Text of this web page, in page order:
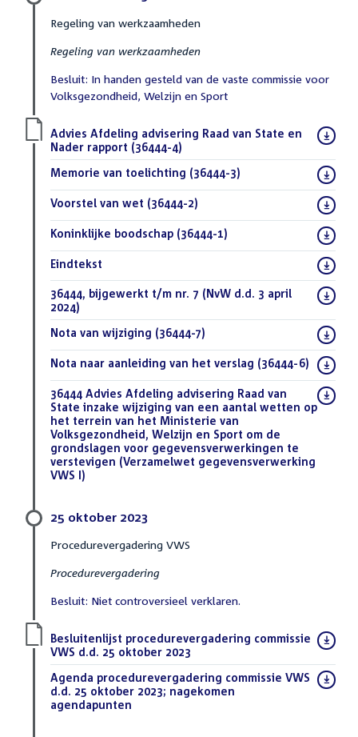
Regeling van werkzaamheden
Regeling van werkzaamheden
Besluit: In handen gesteld van de vaste commissie voor
Volksgezondheid, Welzijn en Sport
Download
bestand:
Advies Afdeling advisering Raad van State en
Nader rapport (36444-4)
Download
bestand:
Memorie van toelichting (36444-3)
Download
Voorstel van wet (36444-2)
Download
Koninklijke boodschap (36444-1)
Download
bestand:
Eindtekst
Download
bestand:
36444, bijgewerkt t/m nr. 7 (NvW d.d. 3 april
2024)
Download
bestand:
Nota van wijziging (36444-7)
Download
Nota naar aanleiding van het verslag (36444-6) (PDF)
Download
bestand:
36444 Advies Afdeling advisering Raad van
State inzake wijziging van een aantal wetten op
het terrein van het Ministerie van
Volksgezondheid, Welzijn en Sport om de
grondslagen voor gegevensverwerkingen te
verstevigen (Verzamelwet gegevensverwerking
VWS I)
25 oktober 2023
Procedurevergadering VWS
Procedurevergadering
Besluit: Niet controversieel verklaren.
Download
bestand:
Besluitenlijst procedurevergadering commissie
VWS d.d. 25 oktober 2023
Download
bestand:
Agenda procedurevergadering commissie VWS
d.d. 25 oktober 2023; nagekomen
agendapunten